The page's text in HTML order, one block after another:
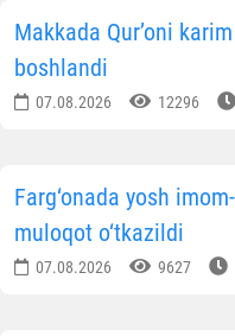
Makkada Qur’oni
boshlandi
07.08.2026 12296
Farg‘onada yosh
muloqot o‘tkazildi
07.08.2026 9627